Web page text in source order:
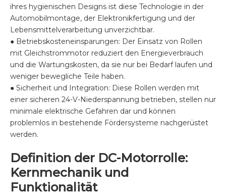
ihres hygienischen Designs ist diese Technologie in der
Automobilmontage, der Elektronikfertigung und der
Lebensmittelverarbeitung unverzichtbar.
● Betriebskosteneinsparungen: Der Einsatz von Rollen
mit Gleichstrommotor reduziert den Energieverbrauch
und die Wartungskosten, da sie nur bei Bedarf laufen und
weniger bewegliche Teile haben.
● Sicherheit und Integration: Diese Rollen werden mit
einer sicheren 24-V-Niederspannung betrieben, stellen nur
minimale elektrische Gefahren dar und können
problemlos in bestehende Fördersysteme nachgerüstet
werden.
Definition der DC-Motorrolle:
Kernmechanik und
Funktionalität